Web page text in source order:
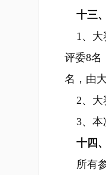
十三
1、大
评委8名
名，由
2、大
3、本
十四
所有参